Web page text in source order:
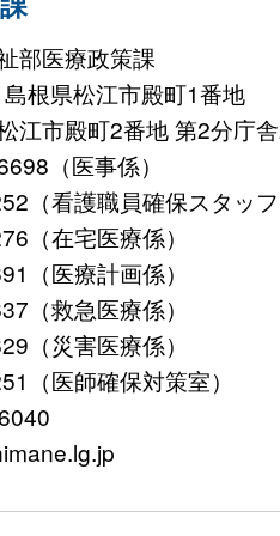
部医療政策課
根県松江市殿町1番地
江市殿町2番地 第2分庁
（医事係）
（看護職員確保スタッフ
（在宅医療係）
（医療計画係）
（救急医療係）
（災害医療係）
（医師確保対策室）